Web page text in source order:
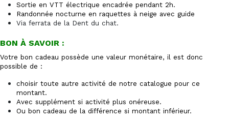
Sortie en VTT électrique encadrée pendant 2h.
Randonnée nocturne en raquettes à neige avec guide
Via ferrata de la Dent du chat.
BON À SAVOIR :
Votre bon cadeau possède une valeur monétaire, il est donc
possible de :
choisir toute autre activité de notre catalogue pour ce
montant.
Avec supplément si activité plus onéreuse.
Ou bon cadeau de la différence si montant inférieur.